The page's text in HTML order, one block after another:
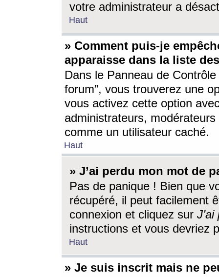
votre administrateur a
Haut
» Comment puis-je
apparaisse dans la liste
Dans le Panneau de
forum”, vous trouverez une
vous activez cette option
administrateurs,
comme un utilisateur caché.
Haut
» J’ai perdu mon mot de
Pas de panique ! Bien que
récupéré, il peut facilement
connexion et cliquez sur
instructions et vous devriez
Haut
» Je suis inscrit mais ne